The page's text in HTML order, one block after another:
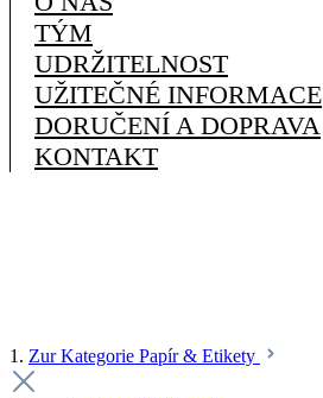
TÝM
UDRŽITELNOST
UŽITEČNÉ INFORMACE
DORUČENÍ A DOPRAVA
KONTAKT
1. Zur Kategorie Papír & Etikety